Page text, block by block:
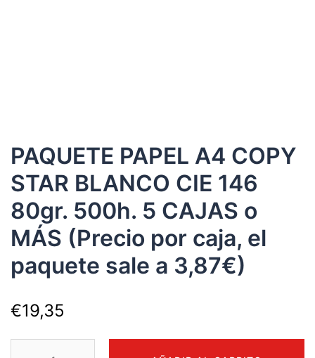
PAQUETE PAPEL A4 COPY
STAR BLANCO CIE 146
80gr. 500h. 5 CAJAS o
MÁS (Precio por caja, el
paquete sale a 3,87€)
€19,35